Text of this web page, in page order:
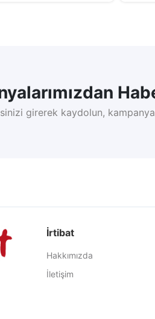
girerek kaydolun,
İrtibat
Hakkımızda
İletişim